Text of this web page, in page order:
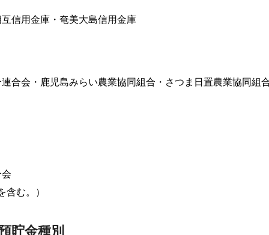
信用金庫・奄美大島信用金庫
合会・鹿児島みらい農業協同組合・さつま日置農業協同組
含む。）
貯金種別